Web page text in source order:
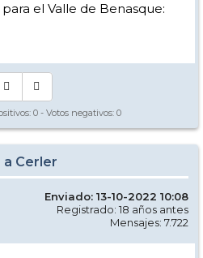
el Valle de Benasque:
0 - Votos negativos: 0
a Cerler
Enviado: 13-10-2022 10:08
Registrado: 18 años antes
Mensajes: 7.722